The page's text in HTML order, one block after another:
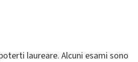
laureare. Alcuni esami sono